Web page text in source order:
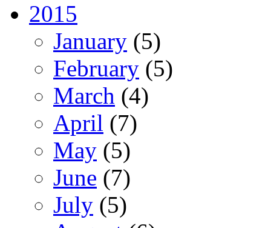
2015
January (5)
February (5)
March (4)
April (7)
May (5)
June (7)
July (5)